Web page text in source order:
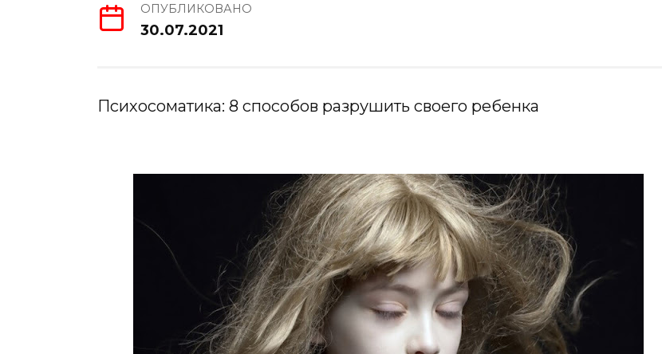
ОПУБЛИКОВАНО
30.07.2021
Психосоматика: 8 способов разрушить своего ребенка